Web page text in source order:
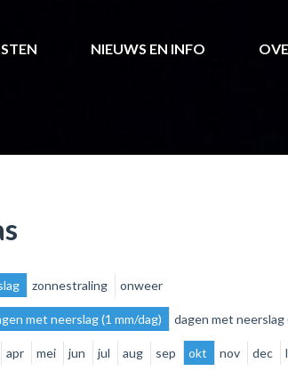
NIEUWS EN INFO
zonnestraling onweer
met neerslag (1 mm/dag) dagen met neerslag
apr mei jun jul aug sep okt nov dec